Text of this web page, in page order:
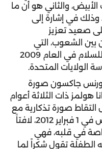
والثاني هو أن ما
في إشارة إلى
صعيد تعزيز
بين الشعوب، التي
استحق على إثرها جائزة نوبل للسلام في العام 2009
الولايات المتحدة.
جاكسون صورة
هولمز ذات الثلاثة أعوام
التقاط صورة تذكارية مع
عائلتها في مكتب البيت الأبيض في 1 فبراير 2012، لافتاً
في قلبه، فهي
تقول شكراً لما